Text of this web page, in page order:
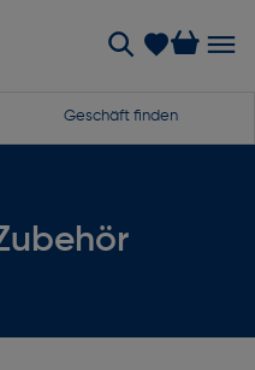
Geschäft finden